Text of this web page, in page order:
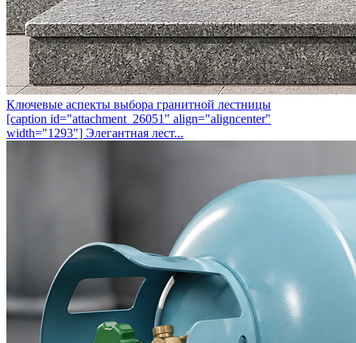
Ключевые аспекты выбора гранитной лестницы
[caption id="attachment_26051" align="aligncenter"
width="1293"] Элегантная лест...